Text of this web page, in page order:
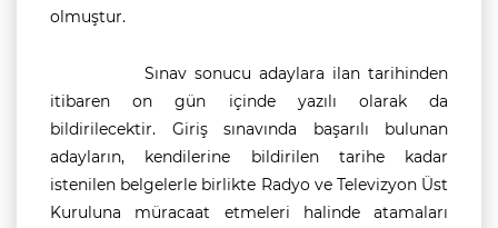
olmuştur.
Sınav sonucu adaylara ilan tarihinden
itibaren on gün içinde yazılı olarak da
bildirilecektir. Giriş sınavında başarılı bulunan
adayların, kendilerine bildirilen tarihe kadar
istenilen belgelerle birlikte Radyo ve Televizyon Üst
Kuruluna müracaat etmeleri halinde atamaları